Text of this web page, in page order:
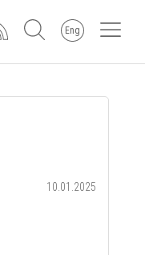
Eng
10.01.2025